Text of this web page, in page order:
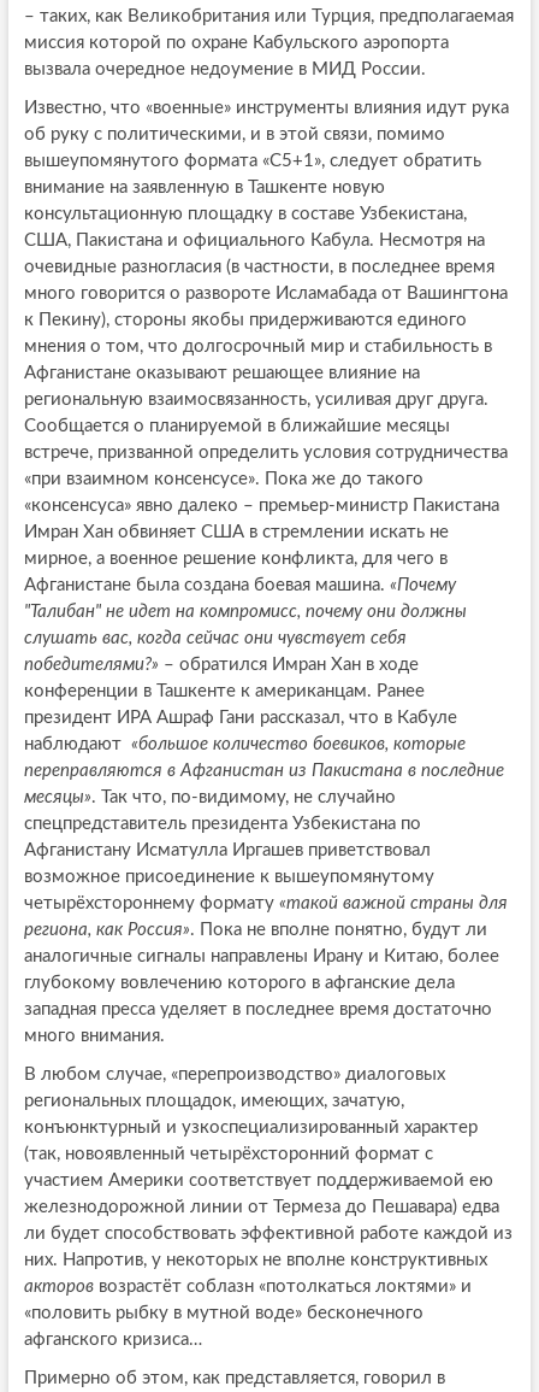
– таких, как Великобритания или Турция, предполагаемая
миссия которой по охране Кабульского аэропорта
вызвала очередное недоумение в МИД России.
Известно, что «военные» инструменты влияния идут рука
об руку с политическими, и в этой связи, помимо
вышеупомянутого формата «С5+1», следует обратить
внимание на заявленную в Ташкенте новую
консультационную площадку в составе Узбекистана,
США, Пакистана и официального Кабула. Несмотря на
очевидные разногласия (в частности, в последнее время
много говорится о развороте Исламабада от Вашингтона
к Пекину), стороны якобы придерживаются единого
мнения о том, что долгосрочный мир и стабильность в
Афганистане оказывают решающее влияние на
региональную взаимосвязанность, усиливая друг друга.
Сообщается о планируемой в ближайшие месяцы
встрече, призванной определить условия сотрудничества
«при взаимном консенсусе». Пока же до такого
«консенсуса» явно далеко – премьер-министр Пакистана
Имран Хан обвиняет США в стремлении искать не
мирное, а военное решение конфликта, для чего в
Афганистане была создана боевая машина. «Почему
"Талибан" не идет на компромисс, почему они должны
слушать вас, когда сейчас они чувствует себя
победителями?» – обратился Имран Хан в ходе
конференции в Ташкенте к американцам. Ранее
президент ИРА Ашраф Гани рассказал, что в Кабуле
наблюдают «большое количество боевиков, которые
переправляются в Афганистан из Пакистана в последние
месяцы». Так что, по-видимому, не случайно
спецпредставитель президента Узбекистана по
Афганистану Исматулла Иргашев приветствовал
возможное присоединение к вышеупомянутому
четырёхстороннему формату «такой важной страны для
региона, как Россия». Пока не вполне понятно, будут ли
аналогичные сигналы направлены Ирану и Китаю, более
глубокому вовлечению которого в афганские дела
западная пресса уделяет в последнее время достаточно
много внимания.
В любом случае, «перепроизводство» диалоговых
региональных площадок, имеющих, зачатую,
конъюнктурный и узкоспециализированный характер
(так, новоявленный четырёхсторонний формат с
участием Америки соответствует поддерживаемой ею
железнодорожной линии от Термеза до Пешавара) едва
ли будет способствовать эффективной работе каждой из
них. Напротив, у некоторых не вполне конструктивных
актороввозрастёт соблазн «потолкаться локтями» и
«половить рыбку в мутной воде» бесконечного
афганского кризиса…
Примерно об этом, как представляется, говорил в